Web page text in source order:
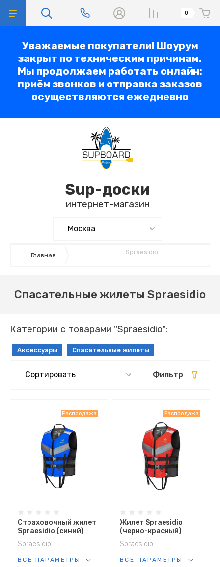
Уважаемые покупатели! Шоурум
закрыт по техническим причинам.
Мы продолжаем работать онлайн:
приём звонков и отправка заказов
осуществляются ежедневно
Sup-доски
интернет-магазин
0
Главная Spraesidio
Спасательные жилеты Spraesidio
Категории с товарами "Spraesidio":
Аксессуары Спасательные жилеты
Фильтр
Сортировать
Самые дорогие
По новизне (убыванию)
По новизне
(возрастанию)
По популярности
(убыванию)
Распродажа
Страховочный жилет
Spraesidio (синий)
Spraesidio
ВСЕ ПАРАМЕТРЫ
Распродажа
Жилет Spraesidio
(черно-красный)
Spraesidio
ВСЕ ПАРАМЕТРЫ